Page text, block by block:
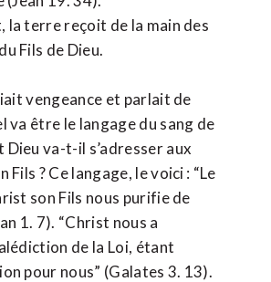
la terre reçoit de la main des
Fils de Dieu.
vengeance et parlait de
va être le langage du sang de
Dieu va-t-il s’adresser aux
? Ce langage, le voici : “Le
son Fils nous purifie de
1. 7). “Christ nous a
de la Loi, étant
pour nous” (Galates 3. 13).